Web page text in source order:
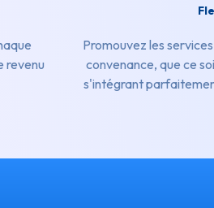
revenu
Promouvez les
convenance, que ce
s'intégrant